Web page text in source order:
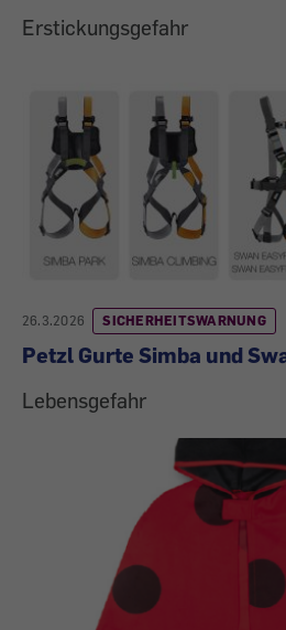
Erstickungsgefahr
26.3.2026 SICHERHEITSWARNUNG
Petzl Gurte Simba und
Lebensgefahr